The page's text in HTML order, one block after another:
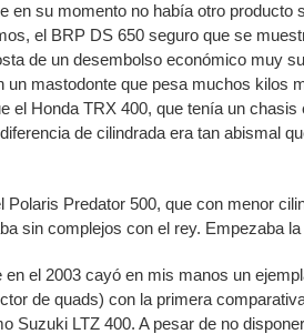
en su momento no había otro producto
el BRP DS 650 seguro que se
de un desembolso económico muy
un mastodonte que pesa muchos kilos
el Honda TRX 400, que tenía un
de cilindrada era tan abismal
Predator 500, que con menor
sin complejos con el rey. Empezaba la
en el 2003 cayó en mis manos un
de quads) con la primera
Suzuki LTZ 400. A pesar de no